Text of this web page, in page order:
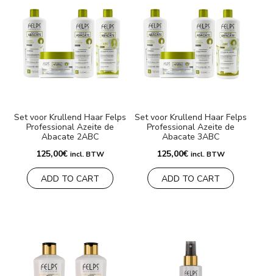
Set voor Krullend Haar Felps
Professional Azeite de
Abacate 2ABC
125,00€ incl. BTW
ADD TO CART
Set voor Krullend Haar Felps
Professional Azeite de
Abacate 3ABC
125,00€ incl. BTW
ADD TO CART